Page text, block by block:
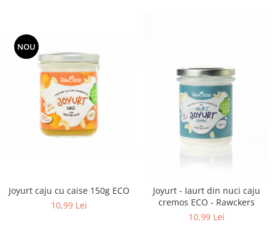
NOU
Joyurt caju cu caise 150g ECO
10,99 Lei
Joyurt - Iaurt din nuci caju
cremos ECO - Rawckers
10,99 Lei